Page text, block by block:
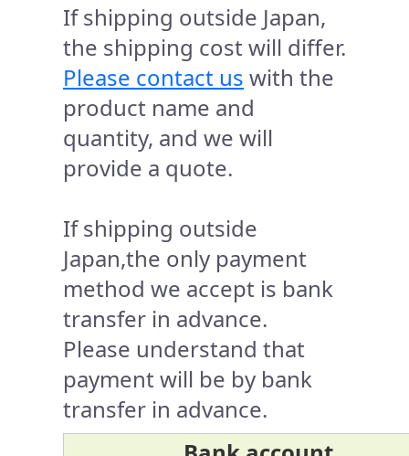
If shipping outside Japan,
the shipping cost will differ.
Please contact us with the
product name and
quantity, and we will
provide a quote.
If shipping outside
Japan,the only payment
method we accept is bank
transfer in advance.
Please understand that
payment will be by bank
transfer in advance.